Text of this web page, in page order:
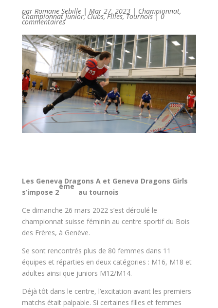
par Romane Sebille| Mar 27, 2023| Championnat,
Championnat Junior, Clubs,Filles,Tournois|0
commentaires
Les Geneva Dragons A et Geneva Dragons Girls
s’impose 2
ème
au tournois
Ce dimanche 26 mars 2022 s’est déroulé le
championnat suisse féminin au centre sportif du Bois
des Frères, à Genève.
Se sont rencontrés plus de 80 femmes dans 11
équipes et réparties en deux catégories : M16, M18 et
adultes ainsi que juniors M12/M14.
Déjà tôt dans le centre, l’excitation avant les premiers
matchs était palpable. Si certaines filles et femmes